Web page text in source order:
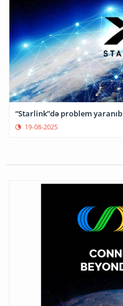
“Starlink”də problem yaranıb
19-08-2025